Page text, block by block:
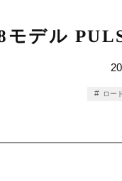
モデル
ロー